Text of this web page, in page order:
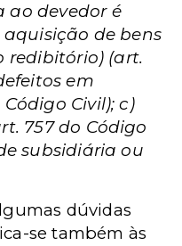
ao devedor é
aquisição de bens
redibitório) (art.
em
Civil); c)
757 do Código
subsidiária ou
dúvidas
se também às